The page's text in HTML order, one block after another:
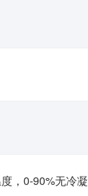
，0-90%无冷凝